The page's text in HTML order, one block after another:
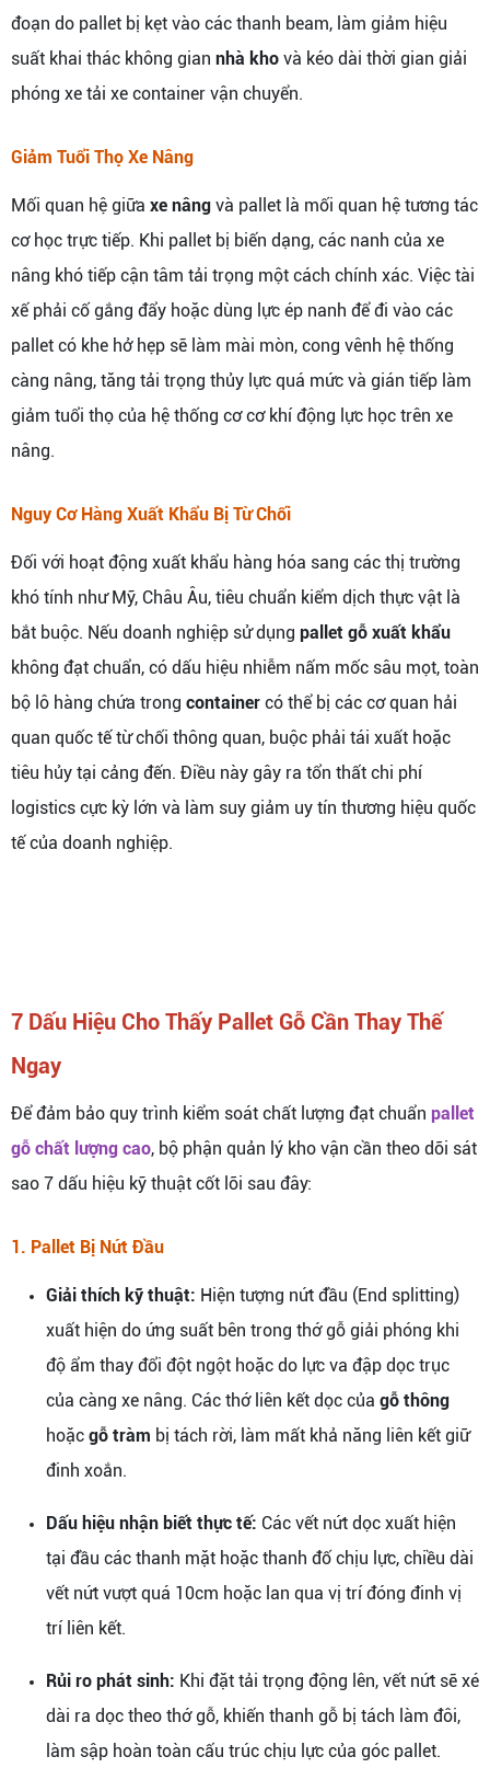
đoạn do pallet bị kẹt vào các thanh beam, làm giảm hiệu
suất khai thác không gian nhà kho và kéo dài thời gian giải
phóng xe tải xe container vận chuyển.
Giảm Tuổi Thọ Xe Nâng
Mối quan hệ giữa xe nâng và pallet là mối quan hệ tương tác
cơ học trực tiếp. Khi pallet bị biến dạng, các nanh của xe
nâng khó tiếp cận tâm tải trọng một cách chính xác. Việc tài
xế phải cố gắng đẩy hoặc dùng lực ép nanh để đi vào các
pallet có khe hở hẹp sẽ làm mài mòn, cong vênh hệ thống
càng nâng, tăng tải trọng thủy lực quá mức và gián tiếp làm
giảm tuổi thọ của hệ thống cơ cơ khí động lực học trên xe
nâng.
Nguy Cơ Hàng Xuất Khẩu Bị Từ Chối
Đối với hoạt động xuất khẩu hàng hóa sang các thị trường
khó tính như Mỹ, Châu Âu, tiêu chuẩn kiểm dịch thực vật là
bắt buộc. Nếu doanh nghiệp sử dụng pallet gỗ xuất khẩu
không đạt chuẩn, có dấu hiệu nhiễm nấm mốc sâu mọt, toàn
bộ lô hàng chứa trong container có thể bị các cơ quan hải
quan quốc tế từ chối thông quan, buộc phải tái xuất hoặc
tiêu hủy tại cảng đến. Điều này gây ra tổn thất chi phí
logistics cực kỳ lớn và làm suy giảm uy tín thương hiệu quốc
tế của doanh nghiệp.
7 Dấu Hiệu Cho Thấy Pallet Gỗ Cần Thay Thế
Ngay
Để đảm bảo quy trình kiểm soát chất lượng đạt chuẩn pallet
gỗ chất lượng cao, bộ phận quản lý kho vận cần theo dõi sát
sao 7 dấu hiệu kỹ thuật cốt lõi sau đây:
1. Pallet Bị Nứt Đầu
Giải thích kỹ thuật: Hiện tượng nứt đầu (End splitting)
xuất hiện do ứng suất bên trong thớ gỗ giải phóng khi
độ ẩm thay đổi đột ngột hoặc do lực va đập dọc trục
của càng xe nâng. Các thớ liên kết dọc của gỗ thông
hoặc gỗ tràm bị tách rời, làm mất khả năng liên kết giữ
đinh xoắn.
Dấu hiệu nhận biết thực tế: Các vết nứt dọc xuất hiện
tại đầu các thanh mặt hoặc thanh đố chịu lực, chiều dài
vết nứt vượt quá 10cm hoặc lan qua vị trí đóng đinh vị
trí liên kết.
Rủi ro phát sinh: Khi đặt tải trọng động lên, vết nứt sẽ xé
dài ra dọc theo thớ gỗ, khiến thanh gỗ bị tách làm đôi,
làm sập hoàn toàn cấu trúc chịu lực của góc pallet.